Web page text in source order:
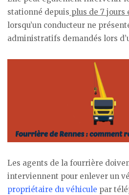
stationné depuis plus de 7 jours
lorsqu’un conducteur ne
administratifs demandés lors
Les agents de la fourrière
interviennent pour enlever un
propriétaire du véhicule par